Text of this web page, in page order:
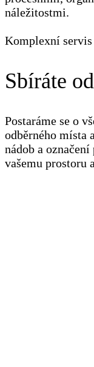
náležitostmi.
Komplexní
Sbíráte
Postaráme se o
odběrného místa
nádob a
vašemu prostoru